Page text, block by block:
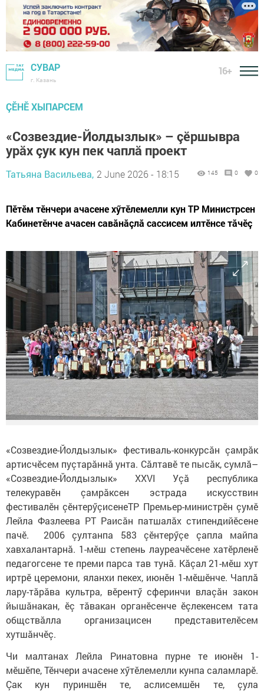
СУВАР
г. Казань
16+
ÇӖНӖ ХЫПАРСЕМ
«Созвездие-Йолдызлык» – çӗршывра
урăх çук кун пек чаплă проект
Татьяна Васильева, 2 June 2026 - 18:15 145 0 0
Пӗтӗм тӗнчери ачасене хӳтӗлемелли кун ТР Министрсен
Кабинетӗнче ачасен савăнăçлă сассисем илтӗнсе тăчӗç
«Созвездие-Йолдызлык» фестиваль-конкурсăн çамрăк
артисчӗсем пуçтарăннă унта. Сăлтавӗ те пысăк, сумлă–
«Созвездие-Йолдызлык» XXVI Уçӑ республика
телекуравӗн çамрӑксен эстрада искусствин
фестивалӗн çӗнтерӳçисенеТР Премьер-министрӗн çумӗ
Лейла Фазлеева РТ Раисӑн патшалӑх стипендийӗсене
пачӗ. 2006 çултанпа 583 çӗнтерӳçе çапла майпа
хавхалантарнă. 1-мӗш степень лауреачӗсене хатӗрленӗ
педагогсене те преми парса тав тунă. Кăçал 21-мӗш хут
иртрӗ церемони, яланхи пекех, июнӗн 1-мӗшӗнче. Чаплă
лару-тăрăва культра, вӗрентӳ сферинчи влаçăн закон
йышăнакан, ӗç тăвакан органӗсенче ӗçлекенсем тата
общствăлла организацисен представителӗсем
хутшăнчӗç.
Чи малтанах Лейла Ринатовна пурне те июнӗн 1-
мӗшӗпе, Тӗнчери ачасене хӳтӗлемелли кунпа саламларӗ.
Çак кун пуриншӗн те, аслисемшӗн те, çула